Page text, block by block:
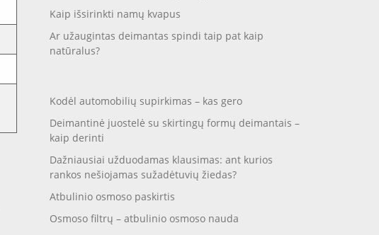
Kaip išsirinkti namų kvapus
Ar užaugintas deimantas spindi taip pat kaip
natūralus?
Kodėl automobilių supirkimas – kas gero
Deimantinė juostelė su skirtingų formų deimantais –
kaip derinti
Dažniausiai užduodamas klausimas: ant kurios
rankos nešiojamas sužadėtuvių žiedas?
Atbulinio osmoso paskirtis
Osmoso filtrų – atbulinio osmoso nauda